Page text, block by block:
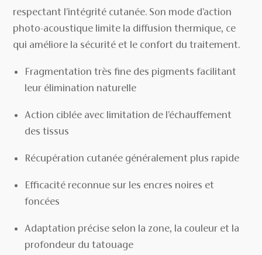
respectant l’intégrité cutanée. Son mode d’action
photo-acoustique limite la diffusion thermique, ce
qui améliore la sécurité et le confort du traitement.
Fragmentation très fine des pigments facilitant
leur élimination naturelle
Action ciblée avec limitation de l’échauffement
des tissus
Récupération cutanée généralement plus rapide
Efficacité reconnue sur les encres noires et
foncées
Adaptation précise selon la zone, la couleur et la
profondeur du tatouage